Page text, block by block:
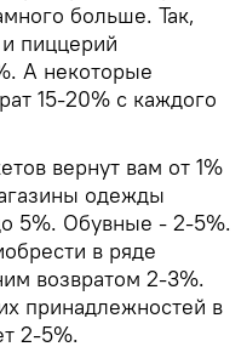
больше. Так,
пиццерий
А некоторые
15-20% с каждого
вернут вам от 1%
одежды
5%. Обувные - 2-5%.
в ряде
возвратом 2-3%.
принадлежностей в
2-5%.